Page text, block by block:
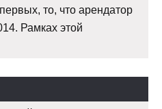
то, что арендатор
Рамках этой